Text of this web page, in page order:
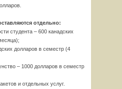
отдельно:
студента – 600 канадских
долларов в семестр (4
– 1000 долларов в семестр
и отдельных услуг.